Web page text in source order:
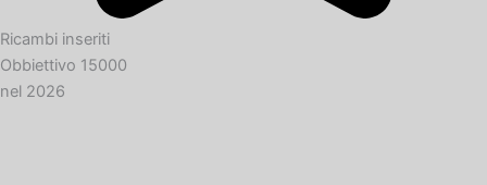
Ricambi inseriti
Obbiettivo 15000
nel 2026